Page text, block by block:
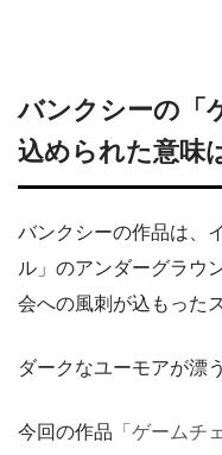
バンクシーの「
込められた意味
バンクシーの作品は、
ル」のアンダーグラウ
会への風刺が込もった
ダークなユーモアが漂
今回の作品 「ゲームチ